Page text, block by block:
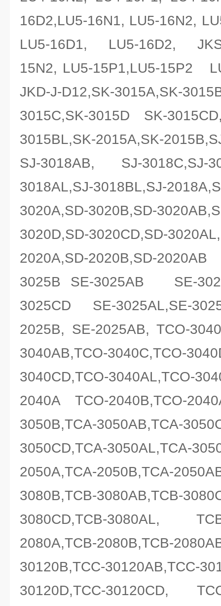
16D2,LU5-16N1, LU5-16N2,
LU5-16D1, LU5-16D2, JKS-
15N2, LU5-15P1,LU5-15P2
JKD-J-D12,SK-3015A,SK-
3015C,SK-3015D SK-
3015BL,SK-2015A,SK-
SJ-3018AB, SJ-3018C,SJ-
3018AL,SJ-3018BL,SJ-
3020A,SD-3020B,SD-
3020D,SD-3020CD,SD-
2020A,SD-2020B,SD-
3025B SE-3025AB SE-
3025CD SE-3025AL,SE-
2025B, SE-2025AB, TCO-
3040AB,TCO-3040C,TCO-
3040CD,TCO-
2040A TCO-2040B,TCO-
3050B,TCA-3050AB,TCA-
3050CD,TCA-3050AL,TCA-
2050A,TCA-2050B,TCA-
3080B,TCB-3080AB,TCB-
3080CD,TCB-3080AL,
2080A,TCB-2080B,TCB-
30120B,TCC-30120AB,TCC-
30120D,TCC-30120CD,